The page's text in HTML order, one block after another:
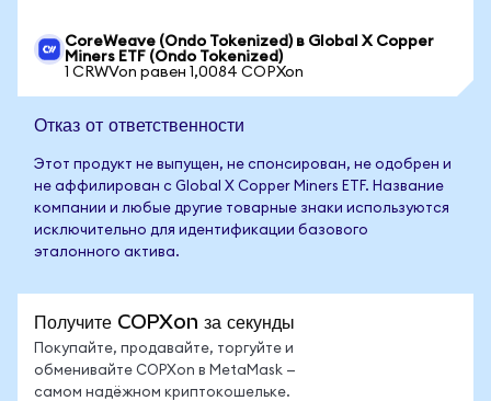
CoreWeave (Ondo Tokenized) в Global X Copper
Miners ETF (Ondo Tokenized)
1 CRWVon равен 1,0084 COPXon
Отказ от ответственности
Этот продукт не выпущен, не спонсирован, не одобрен и
не аффилирован с Global X Copper Miners ETF. Название
компании и любые другие товарные знаки используются
исключительно для идентификации базового
эталонного актива.
Получите COPXon за секунды
Покупайте, продавайте, торгуйте и
обменивайте COPXon в MetaMask —
самом надёжном криптокошельке.